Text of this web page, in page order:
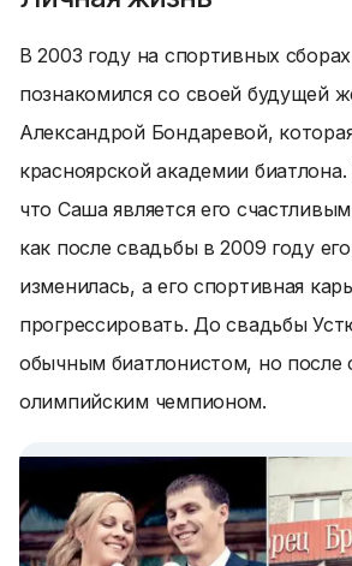
В 2003 году на спортивных
познакомился со своей будущей
Александрой Бондаревой,
красноярской академии
что Саша является его
как после свадьбы в 2009 году
изменилась, а его спортивная
прогрессировать. До свадьбы
обычным биатлонистом, но после
олимпийским чемпионом.